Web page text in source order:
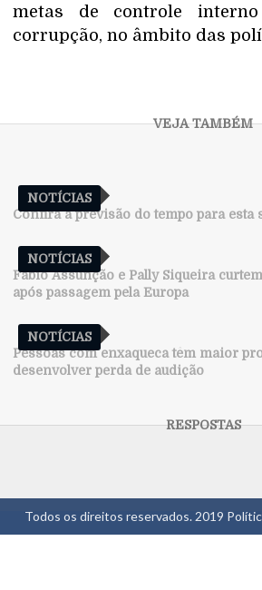
metas de controle
corrupção, no âmbito das
NOTÍCIAS
Confira a previsão do tempo para esta
NOTÍCIAS
Fábio Assunção e Pally Siqueira
após passagem pela Europa
NOTÍCIAS
Pessoas com enxaqueca têm maior
desenvolver perda de audição
Todos os direitos reservados. 2019